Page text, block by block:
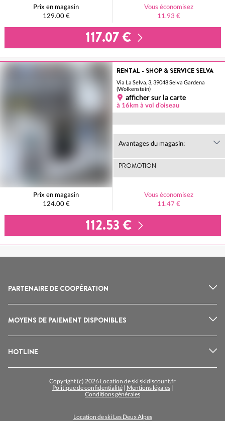
Prix en magasin
129.00 €
Vous économisez
11.93 €
117.07 €
RENTAL - SHOP & SERVICE SELVA
Via La Selva, 3, 39048 Selva Gardena
(Wolkenstein)
afficher sur la carte
à 16km à vol d'oiseau
Avantages du magasin:
PROMOTION
Prix en magasin
124.00 €
Vous économisez
11.47 €
112.53 €
PARTENAIRE DE COOPÉRATION
MOYENS DE PAIEMENT DISPONIBLES
HOTLINE
Copyright (c) 2026 Location de ski skidiscount.fr
Politique de confidentialité| Mentions légales|
Conditions générales
Location de ski Les Deux Alpes